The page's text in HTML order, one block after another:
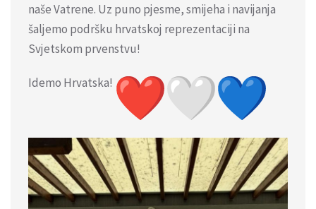
naše Vatrene. Uz puno pjesme, smijeha i navijanja
šaljemo podršku hrvatskoj reprezentaciji na
Svjetskom prvenstvu!
Idemo Hrvatska!